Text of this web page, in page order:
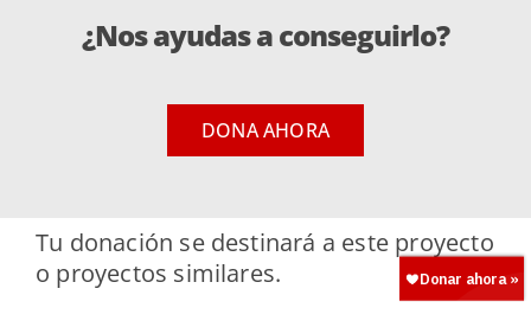
¿Nos ayudas a conseguirlo?
DONA AHORA
Tu donación se destinará a este proyecto
o proyectos similares.